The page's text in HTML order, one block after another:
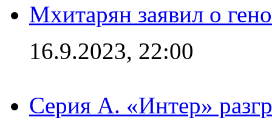
Мхитарян заявил о
16.9.2023, 22:00
Серия А. «Интер»